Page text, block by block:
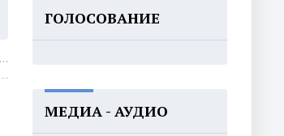
ГОЛОСОВАНИЕ
МЕДИА - АУДИО